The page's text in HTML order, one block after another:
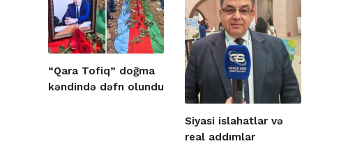
“Qara Tofiq” doğma
kəndində dəfn olundu
Siyasi islahatlar və
real addımlar